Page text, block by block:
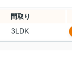
間取り
3LDK